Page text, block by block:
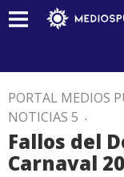
PORTAL MEDIOS
NOTICIAS 5 .
Fallos del
Carnaval